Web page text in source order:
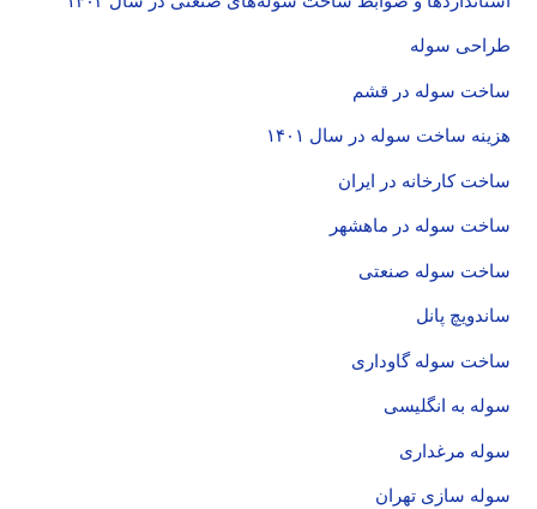
طراحی سوله
ساخت سوله در قشم
هزینه ساخت سوله در سال ۱۴۰۱
ساخت کارخانه در ایران
ساخت سوله در ماهشهر
ساخت سوله صنعتی
ساندویچ پانل
ساخت سوله گاوداری
سوله به انگلیسی
سوله مرغداری
سوله سازی تهران